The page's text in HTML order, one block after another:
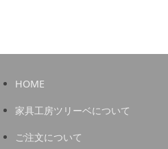
HOME
家具工房ツリーベについて
ご注文について